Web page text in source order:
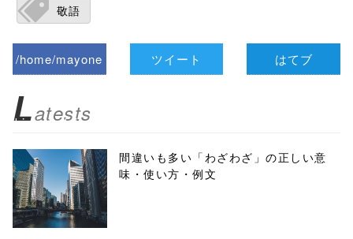
敬語
/home/mayone
biz.jp/public_ht
ml/wp-
content/themes
/tapbiz_theme/
ツイート はてブ
Latests
間違いも多い「わざわざ」の正しい意
味・使い方・例文